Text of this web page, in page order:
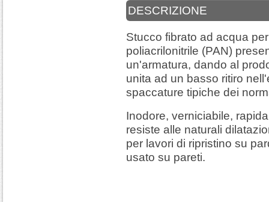
DESCRIZIONE
Stucco fibrato ad acqua
poliacrilonitrile (PAN)
un'armatura, dando al
unita ad un basso ritiro
spaccature tipiche dei
Inodore, verniciabile,
resiste alle naturali
per lavori di ripristino su
usato su pareti .